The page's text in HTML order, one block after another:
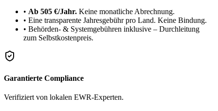
• Ab 505 €/Jahr. Keine monatliche Abrechnung.
• Eine transparente Jahresgebühr pro Land. Keine Bindung.
• Behörden- & Systemgebühren inklusive – Durchleitung
zum Selbstkostenpreis.
Garantierte Compliance
Verifiziert von lokalen EWR-Experten.